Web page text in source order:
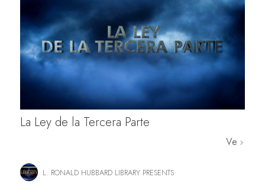
La Ley de la Tercera Parte
Ve
L. RONALD HUBBARD LIBRARY PRESENTS